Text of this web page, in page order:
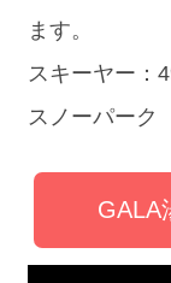
ます。
スキーヤー
スノーパーク
GALA